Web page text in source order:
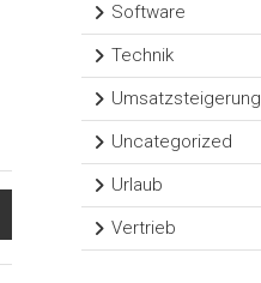
Software
Technik
Umsatzsteigerung
Uncategorized
Urlaub
Vertrieb